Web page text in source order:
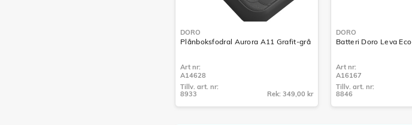
DORO
Plånboksfodral Aurora A11 Grafit-grå
Art nr:
A14628
8933
Tillv. art. nr:
8933
Rek: 349,00 kr
DORO
Batteri Doro Leva Eco
Art nr:
A16167
8846
Tillv. art. nr:
8846